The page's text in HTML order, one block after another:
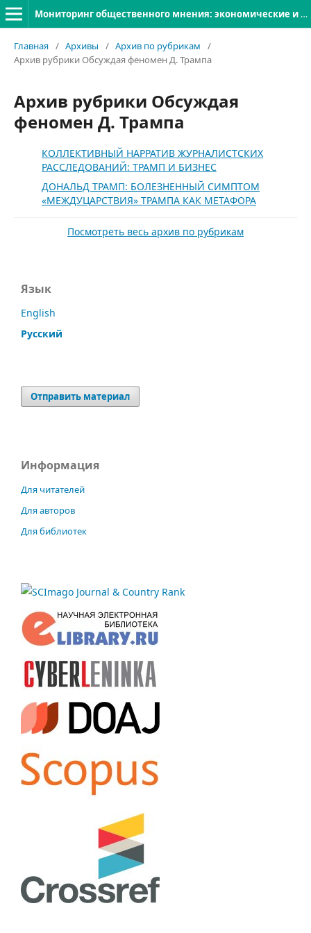
Мониторинг общественного мнения: экономические и социальные перемены
Главная / Архивы / Архив по рубрикам
/
Архив рубрики Обсуждая феномен Д. Трампа
Архив рубрики Обсуждая
феномен Д. Трампа
КОЛЛЕКТИВНЫЙ НАРРАТИВ ЖУРНАЛИСТСКИХ
РАССЛЕДОВАНИЙ: ТРАМП И БИЗНЕС
ДОНАЛЬД ТРАМП: БОЛЕЗНЕННЫЙ СИМПТОМ
«МЕЖДУЦАРСТВИЯ» ТРАМПА КАК МЕТАФОРА
Посмотреть весь архив по рубрикам
Язык
English
Русский
Отправить материал
Информация
Для читателей
Для авторов
Для библиотек